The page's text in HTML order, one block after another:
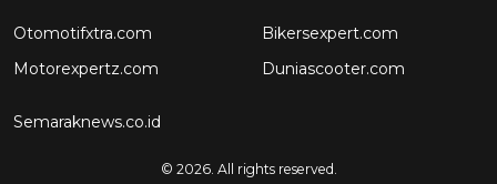
Otomotifxtra.com
Motorexpertz.com
Bikersexpert.com
Duniascooter.com
Semaraknews.co.id
© 2026. All rights reserved.